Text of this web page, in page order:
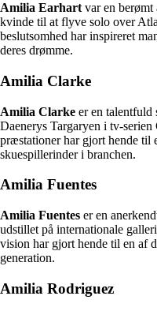
Amilia Earhart var en
kvinde til at flyve solo over
beslutsomhed har inspireret
deres drømme.
Amilia Clarke
Amilia Clarke er en talentfuld
Daenerys Targaryen i tv-
præstationer har gjort hende til
skuespillerinder i branchen.
Amilia Fuentes
Amilia Fuentes er en
udstillet på internationale
vision har gjort hende til en af
generation.
Amilia Rodriguez